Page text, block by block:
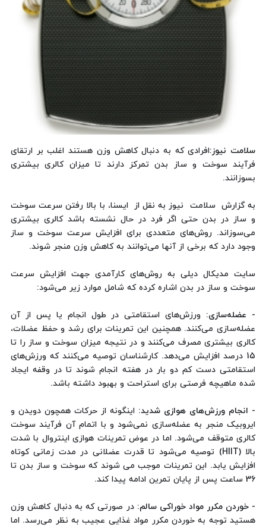
سلامت نیوز:افرادی که به دنبال کاهش وزن هستند اغلب بر ارتقای
فرآیند سوخت و ساز بدن تمرکز دارند تا میزان کالری بیشتری
بسوزانند.
به گزارش سلامت نیوز به نقل از ایسنا، با بالا رفتن سرعت سوخت
و ساز در بدن حتی اگر فرد در حال نشسته باشد کالری بیشتری
می‌سوزاند. روش‌های متعددی برای افزایش سرعت سوخت و ساز
وجود دارد که برخی از آنها می‌توانند به کاهش وزن منجر شوند.
سایت مدیکال دیلی به روش‌های کارآمدی جهت افزایش سرعت
سوخت و ساز در بدن اشاره کرده که شامل موارد زیر می‌شود:
- عضله‌سازی: ورزش‌های استقامتی در طول انجام یا پس از آن
عضله‌سازی می‌کنند. همچنین این تمرینات برای رشد و حفظ عضلات،
کالری بیشتری مصرف می‌کنند و در نتیجه میزان سوخت و ساز را تا
15 درصد افزایش می‌دهد. کارشناسان توصیه می‌کنند که ورزش‌های
استقامتی دست کم دو بار در هفته انجام شوند تا در وقفه ایجاد
شده ماهیچه فرصتی برای استراحت و بهبود داشته باشد.
- انجام ورزش‌های هوازی شدید: اینگونه از حرکات همچون دویدن و
ایروبیک منجر به عضله‌سازی نمی‌شود و با اتمام آن فرآیند سوخت
کالری متوقف می‌شود. اما در عوض تمرینات هوازی اینتروال با شدت
بالا (HIIT) توصیه می‌شود تا قدرت عضلانی در مدت زمانی کوتاه
افزایش یابد. این تمرینات موجب می شوند که سوخت و ساز بدن تا
36 ساعت پس از پایان تمرین ادامه پیدا کند.
- خوردن مکرر مواد خوراکی سالم:در صورتی که به دنبال کاهش وزن
هستید توجه به خوردن مکرر مواد غذایی عجیب به نظر می‌رسد. اما